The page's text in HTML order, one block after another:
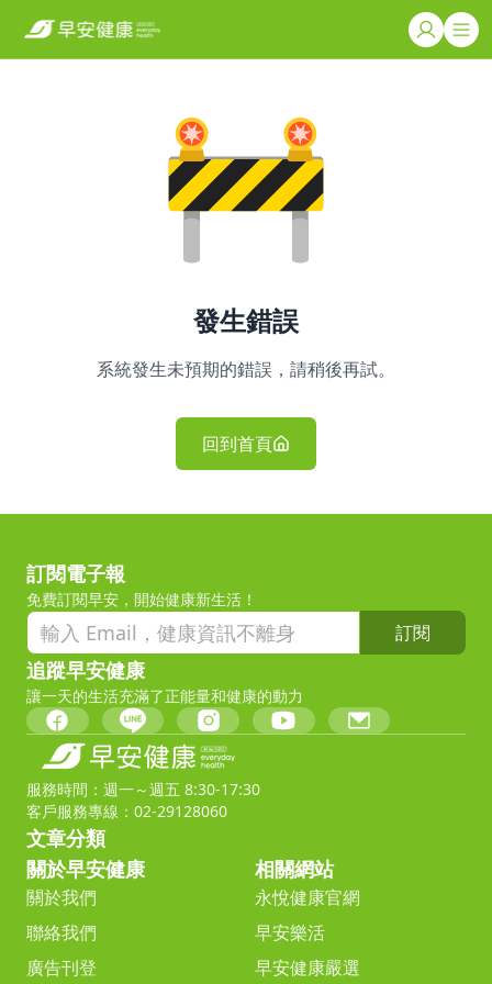
發生錯誤
系統發生未預期的錯誤，請稍後再試。
回到首頁
訂閱電子報
免費訂閱早安，開始健康新生活！
訂閱
追蹤早安健康
讓一天的生活充滿了正能量和健康的動力
服務時間：週一～週五 8:30-17:30
客戶服務專線：02-29128060
文章分類
關於早安健康
關於我們
聯絡我們
廣告刊登
相關網站
永悅健康官網
早安樂活
早安健康嚴選